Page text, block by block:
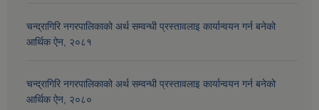
चन्द्रागिरि नगरपालिकाको अर्थ सम्वन्धी प्रस्तावलाइ कार्यान्वयन गर्न बनेको
आर्थिक ऐन, २०८१
चन्द्रागिरि नगरपालिकाको अर्थ सम्वन्धी प्रस्तावलाइ कार्यान्वयन गर्न बनेको
आर्थिक ऐन, २०८०